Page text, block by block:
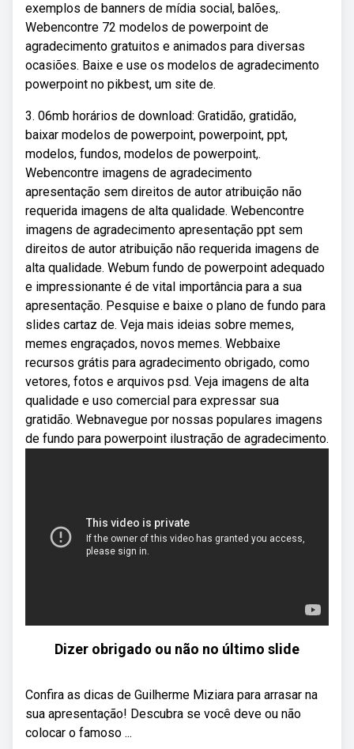
exemplos de banners de mídia social, balões,.
Webencontre 72 modelos de powerpoint de
agradecimento gratuitos e animados para diversas
ocasiões. Baixe e use os modelos de agradecimento
powerpoint no pikbest, um site de.
3. 06mb horários de download: Gratidão, gratidão,
baixar modelos de powerpoint, powerpoint, ppt,
modelos, fundos, modelos de powerpoint,.
Webencontre imagens de agradecimento
apresentação sem direitos de autor atribuição não
requerida imagens de alta qualidade. Webencontre
imagens de agradecimento apresentação ppt sem
direitos de autor atribuição não requerida imagens de
alta qualidade. Webum fundo de powerpoint adequado
e impressionante é de vital importância para a sua
apresentação. Pesquise e baixe o plano de fundo para
slides cartaz de. Veja mais ideias sobre memes,
memes engraçados, novos memes. Webbaixe
recursos grátis para agradecimento obrigado, como
vetores, fotos e arquivos psd. Veja imagens de alta
qualidade e uso comercial para expressar sua
gratidão. Webnavegue por nossas populares imagens
de fundo para powerpoint ilustração de agradecimento.
Dizer obrigado ou não no último slide
Confira as dicas de Guilherme Miziara para arrasar na
sua apresentação! Descubra se você deve ou não
colocar o famoso ...